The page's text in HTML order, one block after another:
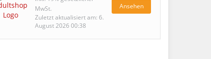
MwSt.
Zuletzt aktualisiert am: 6.
August 2026 00:38
Ansehen